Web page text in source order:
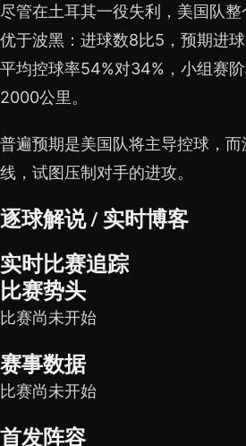
尽管在土耳其一役失利，美国队
优于波黑：进球数8比5，预期进
平均控球率54%对34%，小组赛
2000公里。
普遍预期是美国队将主导控球，
线，试图压制对手的进攻。
逐球解说 / 实时博客
实时比赛追踪
比赛势头
比赛尚未开始
赛事数据
比赛尚未开始
首发阵容